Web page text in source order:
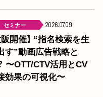
セミナー 2026.07.09
阪開催】 “指名検索を生
す”動画広告戦略と
〜OTT/CTV活用とCV
効果の可視化〜